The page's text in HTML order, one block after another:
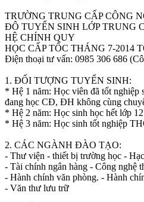
TRƯỜNG TRUNG CẤP CÔNG
ĐÔ TUYỂN SINH LỚP TRUNG
HỆ CHÍNH QUY
HỌC CẤP TỐC THÁNG 7-2014
Điện thoại tư vấn: 0985 306 686
1. ĐỐI TƯỢNG TUYỂN SINH:
* Hệ 1 năm: Học viên đã tốt nghiệp
đang học CĐ, ĐH không cùng
* Hệ 2 năm: Học sinh học hết lớp
* Hệ 3 năm: Học sinh tốt nghiệp
2. CÁC NGÀNH ĐÀO TẠO:
- Thư viện - thiết bị trường học -
- Tài chính ngân hàng - Công nghệ
- Hành chính văn phòng. - Hành
- Văn thư lưu trữ